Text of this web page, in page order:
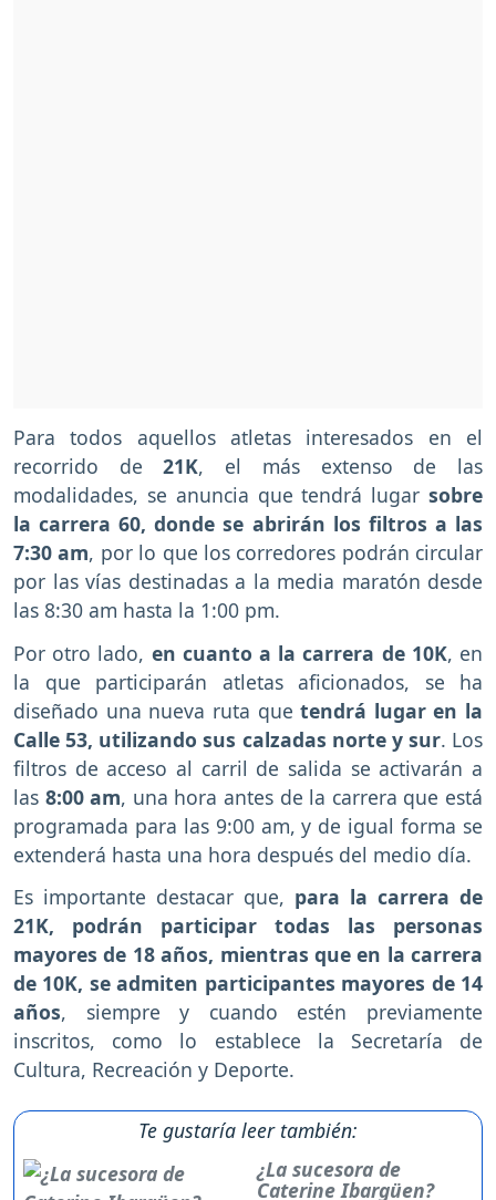
Para todos aquellos atletas interesados en el
recorrido de 21K, el más extenso de las
modalidades, se anuncia que tendrá lugar sobre
la carrera 60, donde se abrirán los filtros a las
7:30 am, por lo que los corredores podrán circular
por las vías destinadas a la media maratón desde
las 8:30 am hasta la 1:00 pm.
Por otro lado, en cuanto a la carrera de 10K, en
la que participarán atletas aficionados, se ha
diseñado una nueva ruta quetendrá lugar en la
Calle 53, utilizando sus calzadas norte y sur. Los
filtros de acceso al carril de salida se activarán a
las 8:00 am, una hora antes de la carrera que está
programada para las 9:00 am, y de igual forma se
extenderá hasta una hora después del medio día.
Es importante destacar que, para la carrera de
21K, podrán participar todas las personas
mayores de 18 años, mientras que en la carrera
de 10K, se admiten participantes mayores de 14
años, siempre y cuando estén previamente
inscritos, como lo establece la Secretaría de
Cultura, Recreación y Deporte.
Te gustaría leer también:
¿La sucesora de
Caterine Ibargüen?